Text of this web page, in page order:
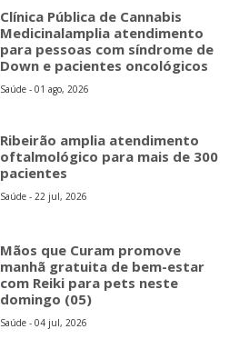
Clínica Pública de Cannabis
Medicinalamplia atendimento
para pessoas com síndrome de
Down e pacientes oncológicos
Saúde - 01 ago, 2026
Ribeirão amplia atendimento
oftalmológico para mais de 300
pacientes
Saúde - 22 jul, 2026
Mãos que Curam promove
manhã gratuita de bem-estar
com Reiki para pets neste
domingo (05)
Saúde - 04 jul, 2026